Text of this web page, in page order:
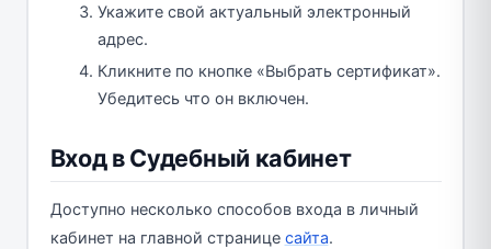
Укажите свой актуальный электронный
адрес.
Кликните по кнопке «Выбрать сертификат».
Убедитесь что он включен.
Вход в Судебный кабинет
Доступно несколько способов входа в личный
кабинет на главной странице сайта.